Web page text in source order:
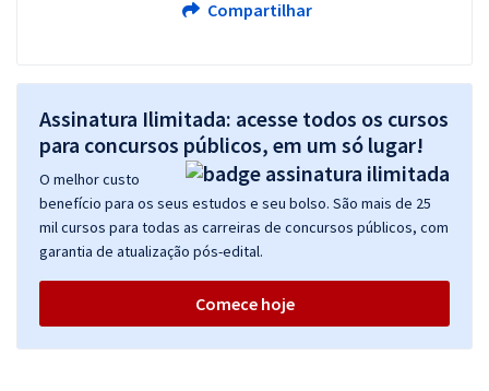
Compartilhar
Assinatura Ilimitada: acesse todos os cursos
para concursos públicos, em um só lugar!
O melhor custo
benefício para os seus estudos e seu bolso. São mais de 25
mil cursos para todas as carreiras de concursos públicos, com
garantia de atualização pós-edital.
Comece hoje